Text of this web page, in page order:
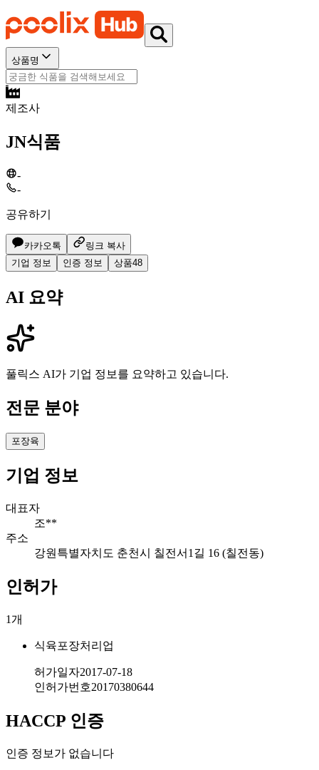
상품명
제조사
JN식품
-
-
공유하기
카카오톡
링크 복사
기업 정보
인증 정보 상품48
AI 요약
풀릭스 AI가 기업 정보를 요약하고 있습니다.
전문 분야
포장육
기업 정보
대표자
조**
주소
강원특별자치도 춘천시 칠전서1길 16 (칠전동)
인허가
1개
식육포장처리업
허가일자2017-07-18
인허가번호20170380644
HACCP 인증
인증 정보가 없습니다